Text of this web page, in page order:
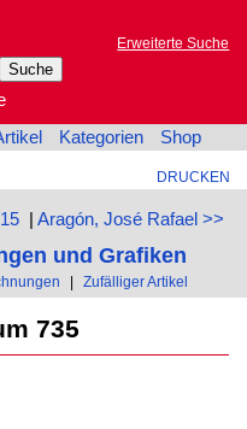
Erweiterte Suche
Kategorien Shop
DRUCKEN
| Aragón, José Rafael >>
und Grafiken
| Zufälliger Artikel
735